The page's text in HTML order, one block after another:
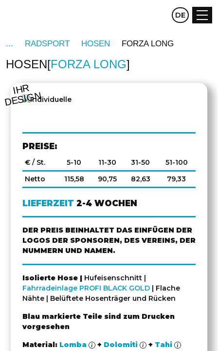
CZ EN
DE
RADSPORT HOSEN FORZA LONG
HOSEN FORZA LONG
IHR
DESIGN
PREISE:
€ / St. 5-10 11-30 31-50
51-100
Netto
115,58 90,75 82,63 79,33
LIEFERZEIT 2-4 WOCHEN
DER PREIS BEINHALTET DAS EINFÜGEN DER
LOGOS DER SPONSOREN, DES VEREINS, DER
NUMMERN UND NAMEN.
Isolierte Hose | Hufeisenschnitt |
Fahrradeinlage PROFI BLACK GOLD | Flache
Nähte | Belüftete Hosenträger und Rücken
Blau markierte Teile sind zum Drucken
vorgesehen
Material: Lomba + Dolomiti + Tahi